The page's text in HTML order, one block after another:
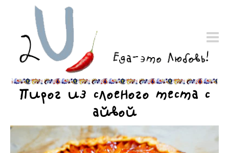
Пирог из слоеного теста с
айвой